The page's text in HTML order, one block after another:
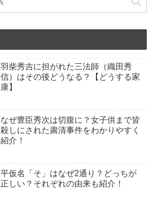
羽柴秀吉に担がれた三法師（織田秀
信）はその後どうなる？【どうする家
康】
なぜ豊臣秀次は切腹に？女子供まで皆
殺しにされた粛清事件をわかりやすく
紹介！
平仮名「そ」はなぜ2通り？どっちが
正しい？それぞれの由来も紹介！